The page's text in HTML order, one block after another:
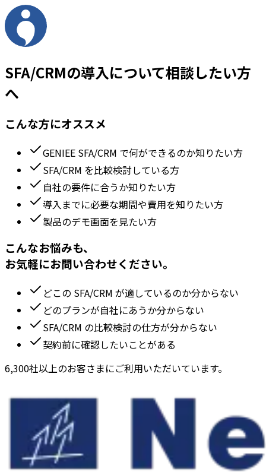
SFA/CRMの導入について相談したい方
へ
こんな方にオススメ
GENIEE SFA/CRM で何ができるのか知りたい方
SFA/CRM を比較検討している方
自社の要件に合うか知りたい方
導入までに必要な期間や費用を知りたい方
製品のデモ画面を見たい方
こんなお悩みも、
お気軽にお問い合わせください。
どこの SFA/CRM が適しているのか分からない
どのプランが自社にあうか分からない
SFA/CRM の比較検討の仕方が分からない
契約前に確認したいことがある
6,300社以上のお客さまにご利用いただいています。